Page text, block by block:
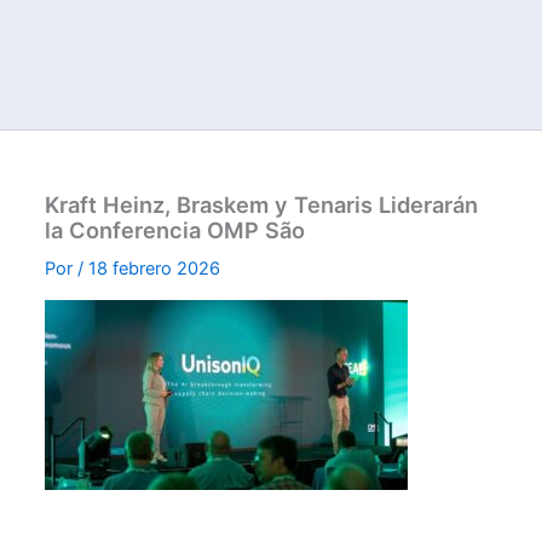
Kraft Heinz, Braskem y Tenaris Liderarán
la Conferencia OMP São
Por/18 febrero 2026